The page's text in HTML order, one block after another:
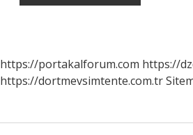
https://portakalforum.com https://
https://dortmevsimtente.com.tr